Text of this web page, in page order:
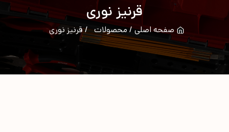
قرنیز نوری
صفحه اصلی محصولات قرنیز نوری